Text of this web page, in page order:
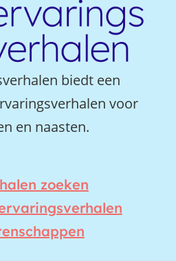
biedt een
voor
en naasten.
zoeken